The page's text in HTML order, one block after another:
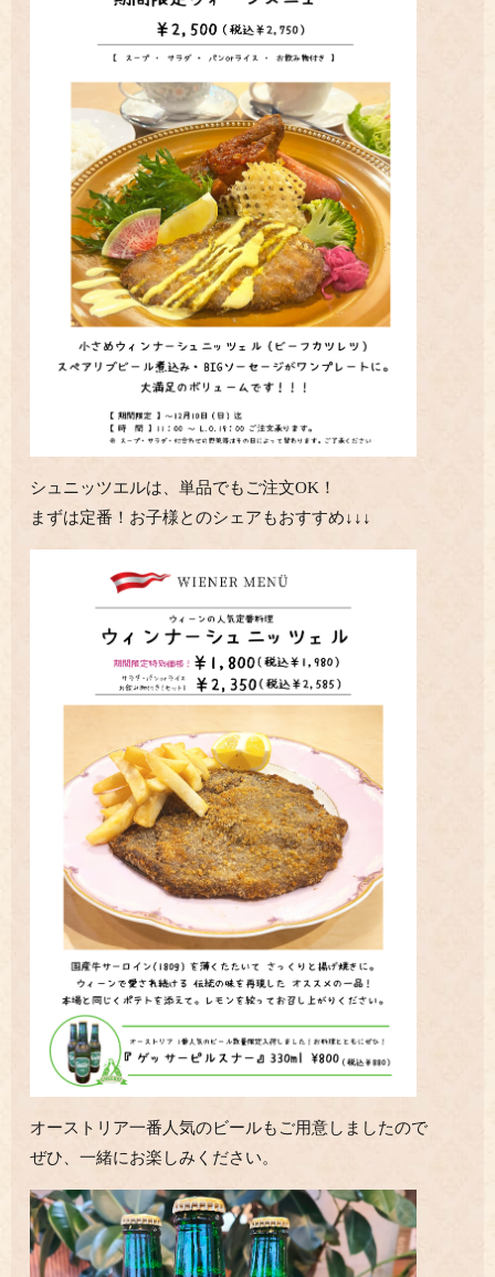
シュニッツエルは、単品でもご注文OK！
まずは定番！お子様とのシェアもおすすめ↓↓↓
オーストリア一番人気のビールもご用意しましたので
ぜひ、一緒にお楽しみください。